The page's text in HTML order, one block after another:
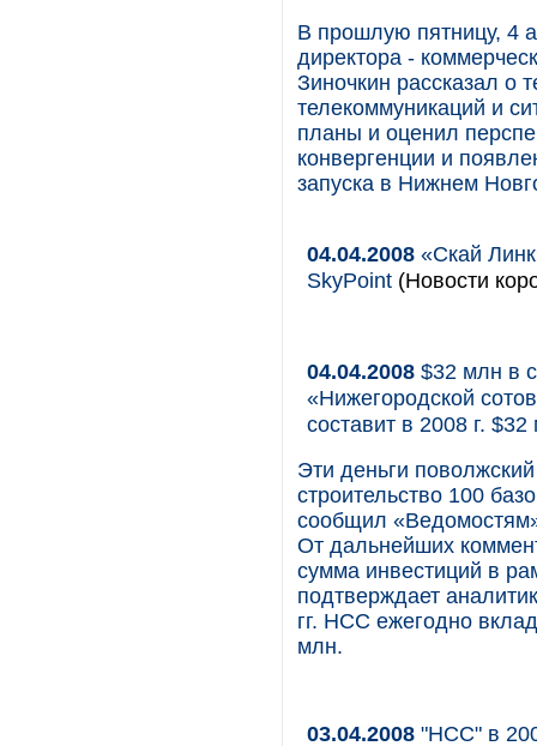
В прошлую пятницу, 4
директора -
Зиночкин рассказал о
телекоммуникаций и
планы и оценил
конвергенции и
запуска в Нижнем
04.04.2008 «Скай
SkyPoint (Новости
04.04.2008 $32 млн в
«Нижегородской
составит в 2008 г.
Эти деньги
строительство 100
сообщил
От дальнейших
сумма инвестиций в
подтверждает
гг. НСС ежегодно
млн.
03.04.2008 "НСС" в